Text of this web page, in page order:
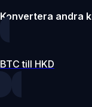
Konvertera andra
BTC till HKD